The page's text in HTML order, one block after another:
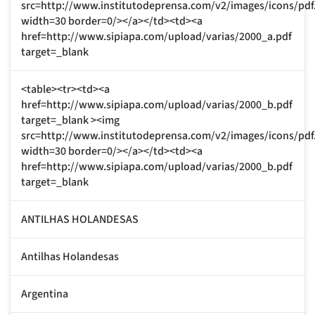
src=http://www.institutodeprensa.com/v2/images/icons/
width=30 border=0/></a></td><td><a
href=http://www.sipiapa.com/upload/varias/2000_a.pdf
target=_blank
<table><tr><td><a
href=http://www.sipiapa.com/upload/varias/2000_b.pdf
target=_blank ><img
src=http://www.institutodeprensa.com/v2/images/icons/
width=30 border=0/></a></td><td><a
href=http://www.sipiapa.com/upload/varias/2000_b.pdf
target=_blank
ANTILHAS HOLANDESAS
Antilhas Holandesas
Argentina